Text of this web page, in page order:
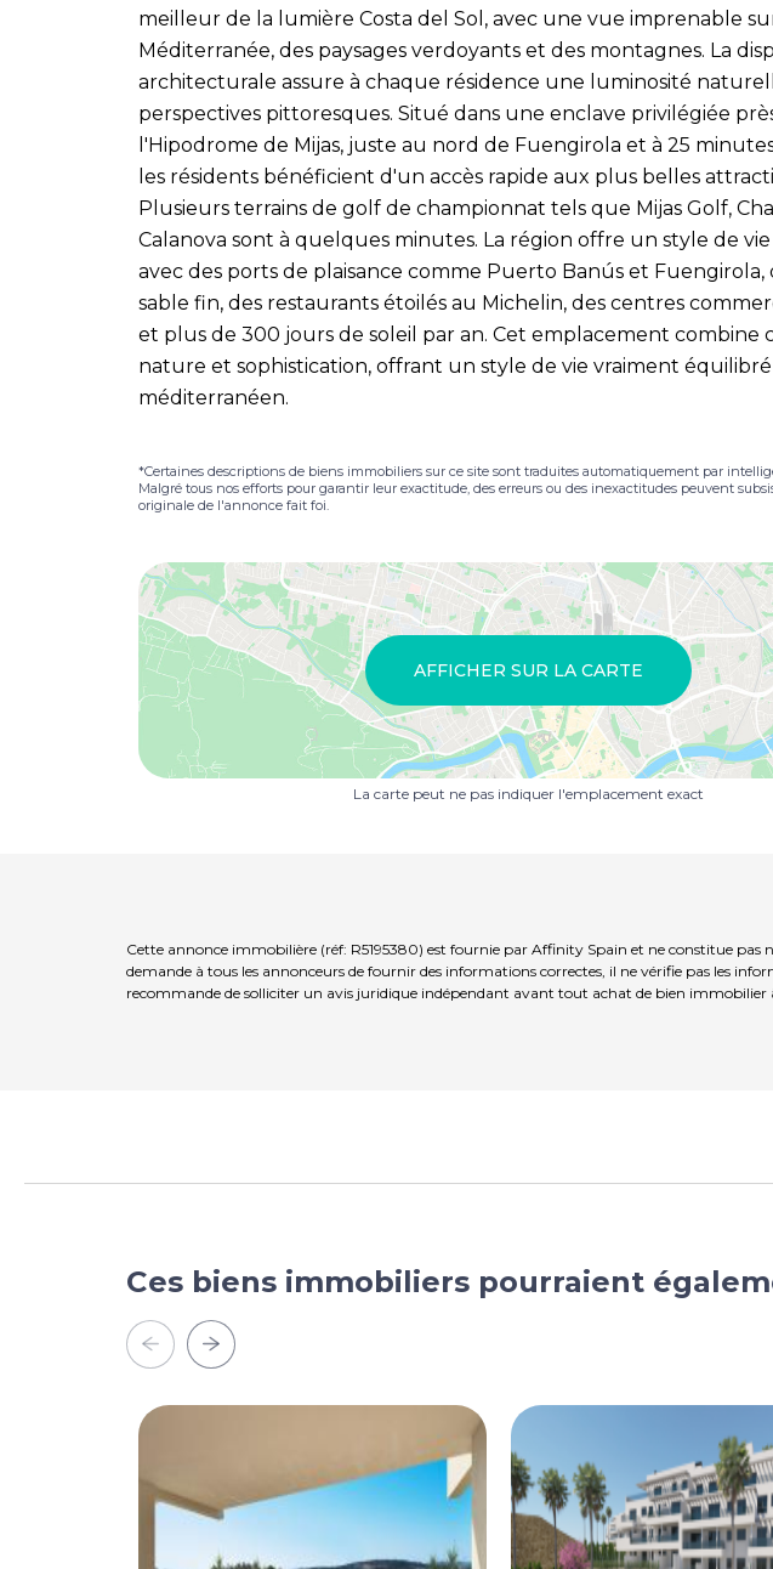
meilleur de la lumière Costa del Sol, avec une vue imprenable
Méditerranée, des paysages verdoyants et des montagnes. La
architecturale assure à chaque résidence une luminosité
perspectives pittoresques. Situé dans une enclave privilégiée
l'Hipodrome de Mijas, juste au nord de Fuengirola et à 25
les résidents bénéficient d'un accès rapide aux plus belles
Plusieurs terrains de golf de championnat tels que Mijas Golf,
Calanova sont à quelques minutes. La région offre un style de
avec des ports de plaisance comme Puerto Banús et Fuengirola,
sable fin, des restaurants étoilés au Michelin, des centres
et plus de 300 jours de soleil par an. Cet emplacement combine
nature et sophistication, offrant un style de vie vraiment équilibré
méditerranéen.
*Certaines descriptions de biens immobiliers sur ce site sont traduites automatiquement par
Malgré tous nos efforts pour garantir leur exactitude, des erreurs ou des inexactitudes peuvent
originale de l'annonce fait foi.
AFFICHER SUR LA CARTE
La carte peut ne pas indiquer l'emplacement exact
Cette annonce immobilière (réf: R5195380) est fournie par Affinity Spain et ne constitue
demande à tous les annonceurs de fournir des informations correctes, il ne vérifie pas les
recommande de solliciter un avis juridique indépendant avant tout achat de bien immobilier
Ces biens immobiliers pourraient